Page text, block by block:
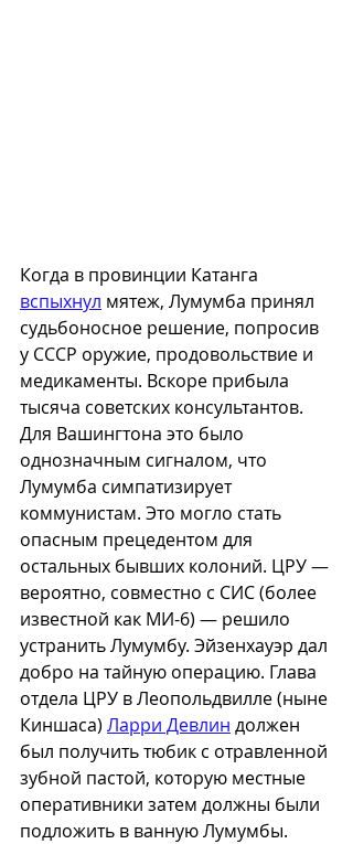
Когда в провинции Катанга
вспыхнул мятеж, Лумумба принял
судьбоносное решение, попросив
у СССР оружие, продовольствие и
медикаменты. Вскоре прибыла
тысяча советских консультантов.
Для Вашингтона это было
однозначным сигналом, что
Лумумба симпатизирует
коммунистам. Это могло стать
опасным прецедентом для
остальных бывших колоний. ЦРУ —
вероятно, совместно с СИС (более
известной как МИ-6) — решило
устранить Лумумбу. Эйзенхауэр дал
добро на тайную операцию. Глава
отдела ЦРУ в Леопольдвилле (ныне
Киншаса) Ларри Девлин должен
был получить тюбик с отравленной
зубной пастой, которую местные
оперативники затем должны были
подложить в ванную Лумумбы.